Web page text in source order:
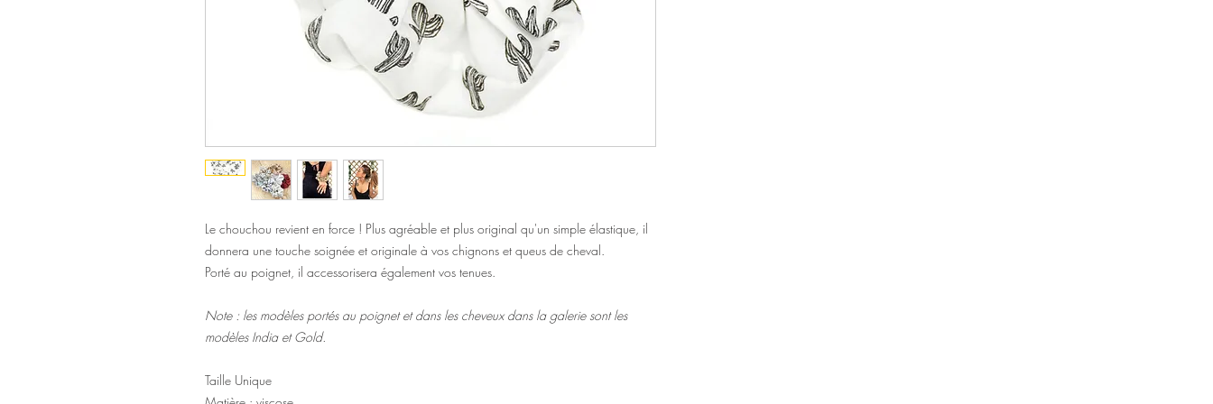
Le chouchou revient en force ! Plus agréable et plus original qu'un simple élastique, il
donnera une touche soignée et originale à vos chignons et queus de cheval.
Porté au poignet, il accessorisera également vos tenues.
Note : les modèles portés au poignet et dans les cheveux dans la galerie sont les
modèles India et Gold.
Taille Unique